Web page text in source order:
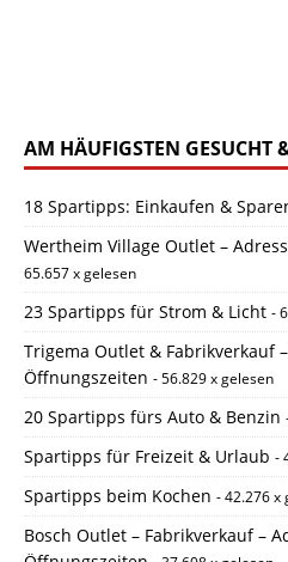
AM HÄUFIGSTEN GESUCHT
18 Spartipps: Einkaufen &
Wertheim Village Outlet –
65.657 x gelesen
23 Spartipps für Strom & Licht -
Trigema Outlet & Fabrikverkauf
Öffnungszeiten - 56.829 x gelesen
20 Spartipps fürs Auto & Benzin
Spartipps für Freizeit & Urlaub -
Spartipps beim Kochen - 42.276 x
Bosch Outlet – Fabrikverkauf –